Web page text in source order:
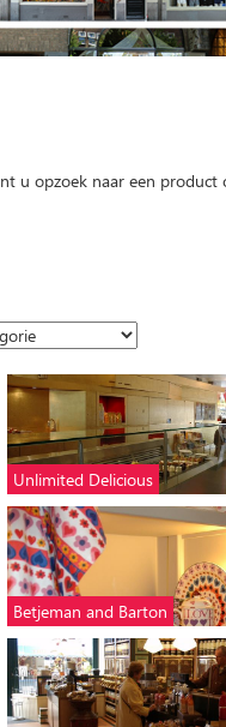
u opzoek naar een
Unlimited Delicious
Betjeman and Barton